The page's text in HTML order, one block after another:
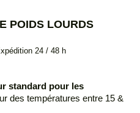
POIDS LOURDS
24 / 48 h
standard pour les
des températures entre 15 &